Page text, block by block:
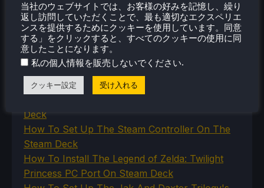
Uncategorized
Uncategorized
VR
最近のヒント＆GUIDES
Deck
How To Set Up The Steam Controller On The
Steam Deck
How To Install The Legend of Zelda: Twilight
Princess PC Port On Steam Deck
当社のウェブサイトでは、お客様の好みを記憶し、繰り
返し訪問していただくことで、最も適切なエクスペリエ
ンスを提供するためにクッキーを使用しています。同意
する」をクリックすると、すべてのクッキーの使用に同
意したことになります。
私の個人情報を販売しないでください.
クッキー設定 受け入れる